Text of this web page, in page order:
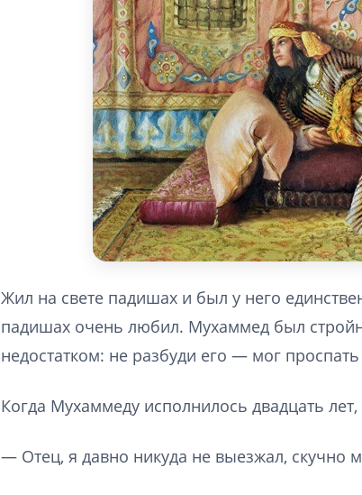
Жил на свете падишах и был у него
падишах очень любил. Мухаммед был
недостатком: не разбуди его — мог
Когда Мухаммеду исполнилось двадцать
— Отец, я давно никуда не выезжал, скучно